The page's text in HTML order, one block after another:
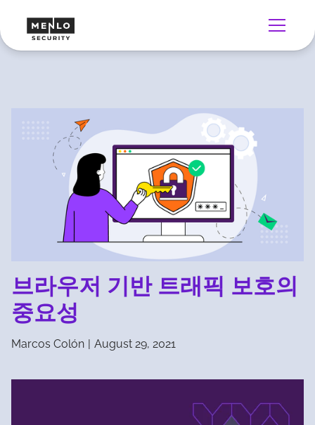
브라우저 기반 트래픽 보호의
중요성
Marcos Colón | August 29, 2021